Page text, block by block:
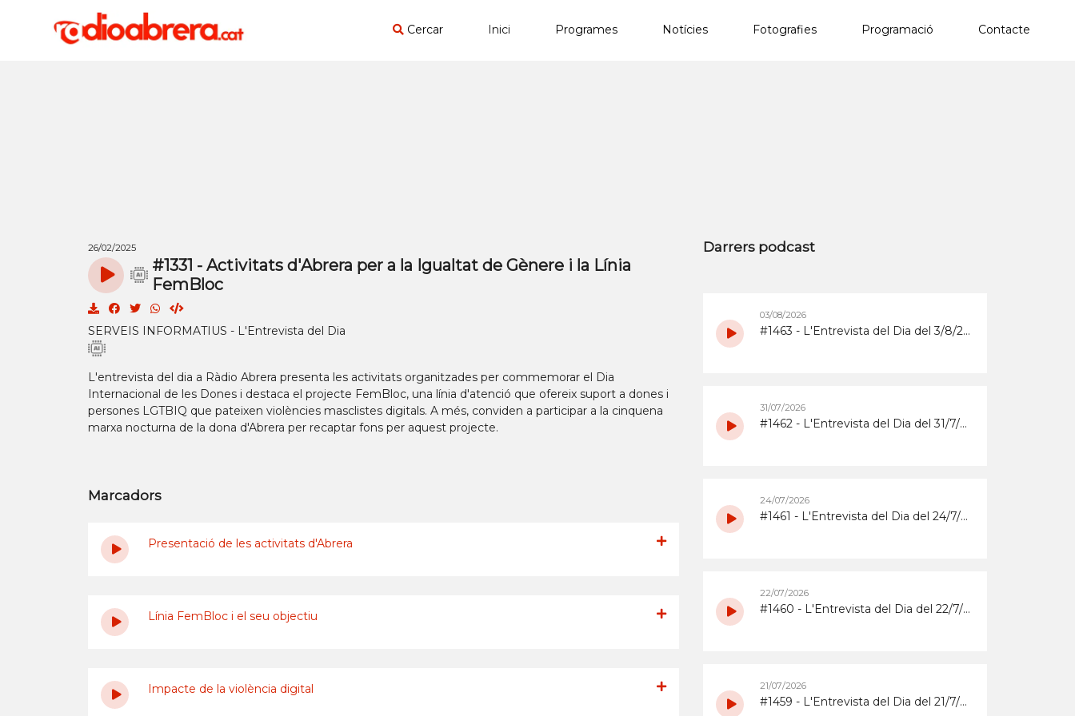
Cercar Inici Programes Notícies Fotografies Programació Contacte
26/02/2025
#1331 - Activitats d'Abrera per a la Igualtat de Gènere i la Línia
FemBloc
SERVEIS INFORMATIUS - L'Entrevista del Dia
L'entrevista del dia a Ràdio Abrera presenta les activitats organitzades per commemorar el Dia
Internacional de les Dones i destaca el projecte FemBloc, una línia d'atenció que ofereix suport a dones i
persones LGTBIQ que pateixen violències masclistes digitals. A més, conviden a participar a la cinquena
marxa nocturna de la dona d'Abrera per recaptar fons per aquest projecte.
Marcadors
Presentació de les activitats d'Abrera
Línia FemBloc i el seu objectiu
Impacte de la violència digital
Darrers podcast
03/08/2026
#1463 - L'Entrevista del Dia del 3/8/2026 sobre la Copa d'Espanya de Superenduro a Abrera
31/07/2026
#1462 - L'Entrevista del Dia del 31/7/2026 amb la coordinadora i els participants del grup de grans del Casal d'Estiu Municipal de 2026
24/07/2026
#1461 - L'Entrevista del Dia del 24/7/2026 amb l'Abrera Gimnàstic Club
22/07/2026
#1460 - L'Entrevista del Dia del 22/7/2026 sobre la Festa Major 2026 del Barri de Sta. Maria i el Suro
21/07/2026
#1459 - L'Entrevista del Dia del 21/7/2026 sobrera la Festa Major 2026 del barri del Rebato d'Abrera